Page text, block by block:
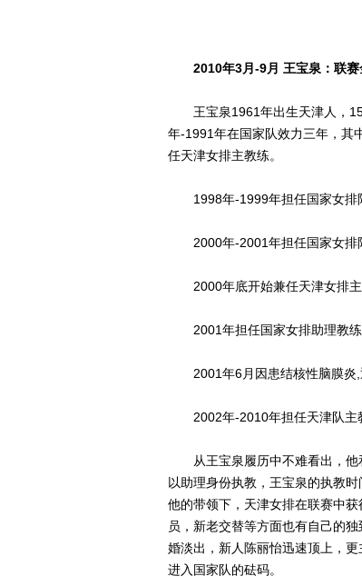
2010年3月-9月 王宝泉：联
王宝泉1961年出生天津人，15
年-1991年在国家队效力三年，其
任天津女排主教练。
1998年-1999年担任国家女排
2000年-2001年担任国家女排
2000年底开始兼任天津女排主
2001年担任国家女排助理教练
2001年6月因患结核性脑膜炎,
2002年-2010年担任天津队主
从王宝泉履历中不难看出，他
以助理身份执教，王宝泉的执教
他的带领下，天津女排在联赛中
员，新老交替等方面也有自己的
婚淡出，新人陈丽怡迅速顶上，
进入国家队的砝码。